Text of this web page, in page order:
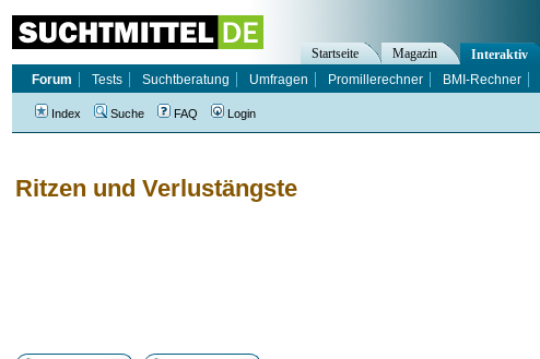
Ritzen und Verlustängste
Startseite Magazin Interaktiv
Forum
Tests Suchtberatung Umfragen Promillerechner BMI-Rechner
Index Suche FAQ Login